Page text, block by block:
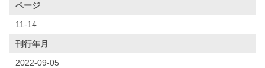
ページ
11-14
刊行年月
2022-09-05